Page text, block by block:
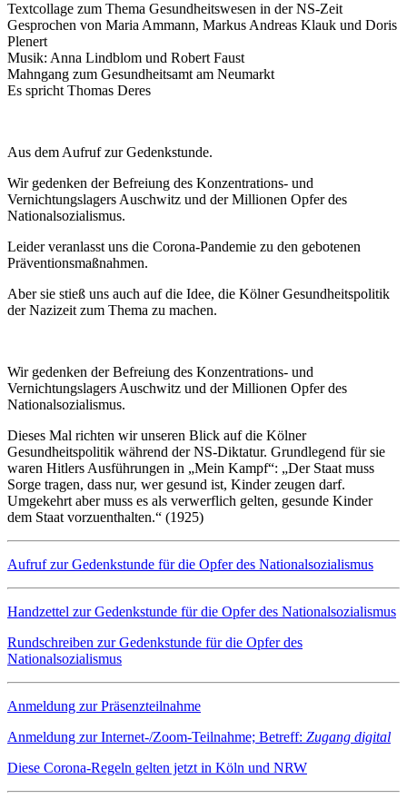
Textcollage zum Thema Gesundheitswesen in der NS-Zeit
Gesprochen von Maria Ammann, Markus Andreas Klauk und Doris
Plenert
Musik: Anna Lindblom und Robert Faust
Mahngang zum Gesundheitsamt am Neumarkt
Es spricht Thomas Deres
Aus dem Aufruf zur Gedenkstunde.
Wir gedenken der Befreiung des Konzentrations- und
Vernichtungslagers Auschwitz und der Millionen Opfer des
Nationalsozialismus.
Leider veranlasst uns die Corona-Pandemie zu den gebotenen
Präventionsmaßnahmen.
Aber sie stieß uns auch auf die Idee, die Kölner Gesundheitspolitik
der Nazizeit zum Thema zu machen.
Wir gedenken der Befreiung des Konzentrations- und
Vernichtungslagers Auschwitz und der Millionen Opfer des
Nationalsozialismus.
Dieses Mal richten wir unseren Blick auf die Kölner
Gesundheitspolitik während der NS-Diktatur. Grundlegend für sie
waren Hitlers Ausführungen in „Mein Kampf“: „Der Staat muss
Sorge tragen, dass nur, wer gesund ist, Kinder zeugen darf.
Umgekehrt aber muss es als verwerflich gelten, gesunde Kinder
dem Staat vorzuenthalten.“ (1925)
Aufruf zur Gedenkstunde für die Opfer des Nationalsozialismus
Handzettel zur Gedenkstunde für die Opfer des Nationalsozialismus
Rundschreiben zur Gedenkstunde für die Opfer des
Nationalsozialismus
Anmeldung zur Präsenzteilnahme
Anmeldung zur Internet-/Zoom-Teilnahme; Betreff: Zugang digital
Diese Corona-Regeln gelten jetzt in Köln und NRW